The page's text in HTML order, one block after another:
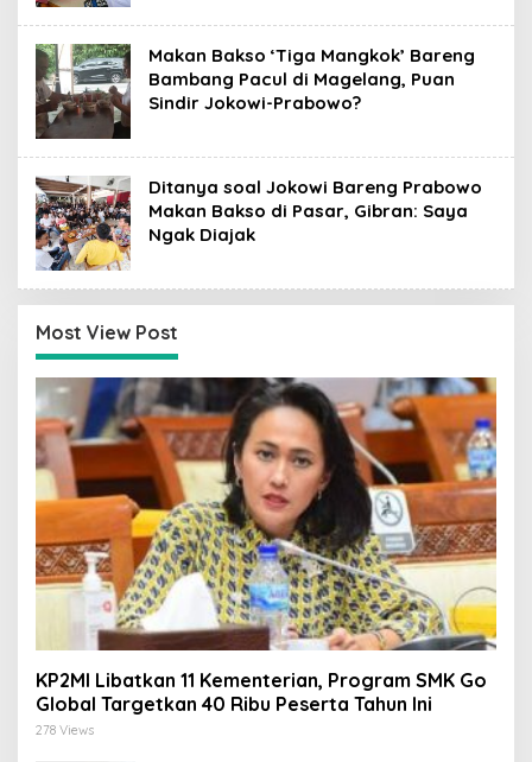
Makan Bakso ‘Tiga Mangkok’ Bareng
Bambang Pacul di Magelang, Puan
Sindir Jokowi-Prabowo?
Ditanya soal Jokowi Bareng Prabowo
Makan Bakso di Pasar, Gibran: Saya
Ngak Diajak
Most View Post
KP2MI Libatkan 11 Kementerian, Program SMK Go
Global Targetkan 40 Ribu Peserta Tahun Ini
278 Views